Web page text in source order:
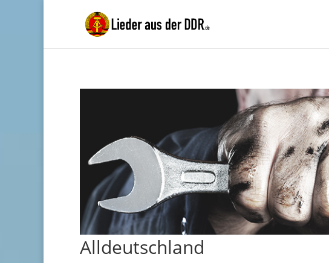
Alldeutschland